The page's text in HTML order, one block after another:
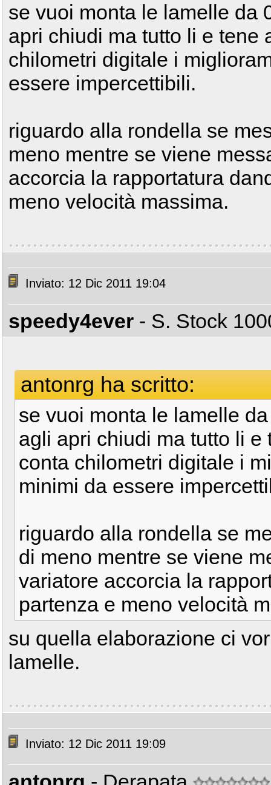
se vuoi monta le lamelle da
apri chiudi ma tutto li e tene
chilometri digitale i
essere impercettibili.
riguardo alla rondella se
meno mentre se viene
accorcia la rapportatura
meno velocità massima.
Inviato: 12 Dic 2011 19:04
speedy4ever - S. Stock
antonrg ha scritto:
se vuoi monta le lamelle
agli apri chiudi ma tutto li
conta chilometri digitale i
minimi da essere
riguardo alla rondella se
di meno mentre se viene
variatore accorcia la
partenza e meno velocità
su quella elaborazione ci
lamelle.
Inviato: 12 Dic 2011 19:09